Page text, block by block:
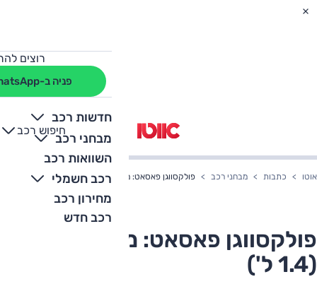
רוצים
פניה ב-WhatsApp
חדשות רכב
מבחני רכב
השוואות רכב
רכב חשמלי
מחירון רכב
רכב חדש
חיפוש רכב
+
-
אוטו כתבות מבחני רכב פולקסווגן פאסאט: מבחן דרכים (1.4 ל')
פולקסווגן פאסאט: מבחן דרכים
(1.4 ל')